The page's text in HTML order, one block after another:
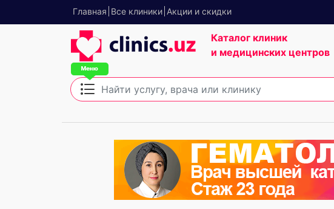
Главная Все клиники Акции и скидки
Каталог клиник
и медицинских центров